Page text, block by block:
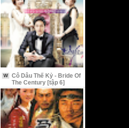
W
Cô Dâu Thế Kỷ - Bride Of
The Century [tập 6]